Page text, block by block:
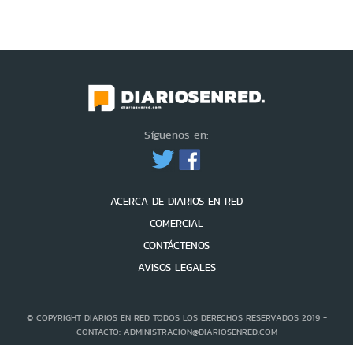
Síguenos en:
ACERCA DE DIARIOS EN RED
COMERCIAL
CONTÁCTENOS
AVISOS LEGALES
© COPYRIGHT DIARIOS EN RED TODOS LOS DERECHOS RESERVADOS 2019 -
CONTACTO: ADMINISTRACION@DIARIOSENRED.COM